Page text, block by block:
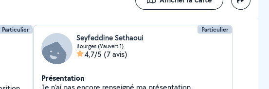
Particulier Particulier
Seyfeddine Sethaoui
Bourges (Vauvert 1)
4,7/5 (7 avis)
Présentation